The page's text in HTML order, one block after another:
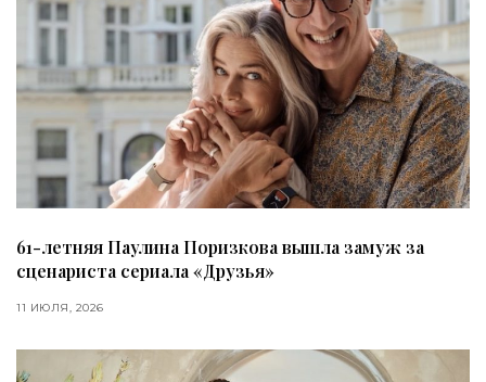
61-летняя Паулина Поризкова вышла замуж за
сценариста сериала «Друзья»
11 ИЮЛЯ, 2026